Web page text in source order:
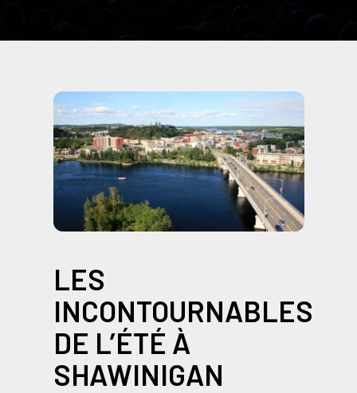
LES
INCONTOURNABLES
DE L’ÉTÉ À
SHAWINIGAN